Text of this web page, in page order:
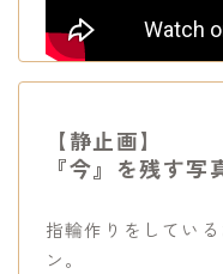
【静止画】
『今』を残す写
指輪作りをしてい
ン。